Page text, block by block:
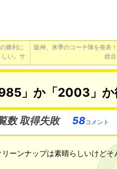
勝利に
い。サ
阪神、来季のコーチ陣を発表
総
」か「2003」か
数 取得失敗 58コメント
ーンナップは素晴らしいけどそ